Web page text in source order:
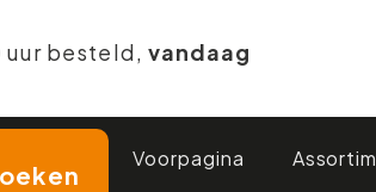
uur besteld, vandaag
Voorpagina